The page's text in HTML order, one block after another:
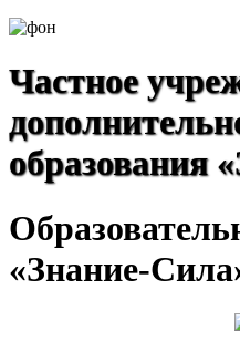
Частное
образования
«Знание-